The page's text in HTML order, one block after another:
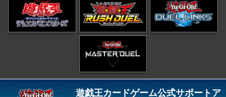
遊戯王カードゲーム公式サポートア